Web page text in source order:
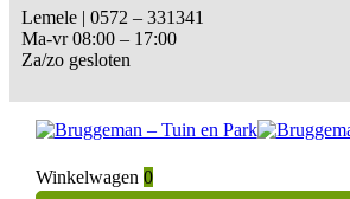
Lemele | 0572 – 331341
Ma-vr 08:00 – 17:00
Za/zo gesloten
Winkelwagen 0